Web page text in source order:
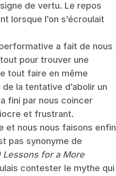
de vertu. Le repos
lorsque l’on s’écroulait
a fait de nous
pour trouver une
tout faire en même
la tentative d’abolir un
fini par nous coincer
et frustrant.
et nous nous faisons enfin
pas synonyme de
Lessons for a More
contester le mythe qui